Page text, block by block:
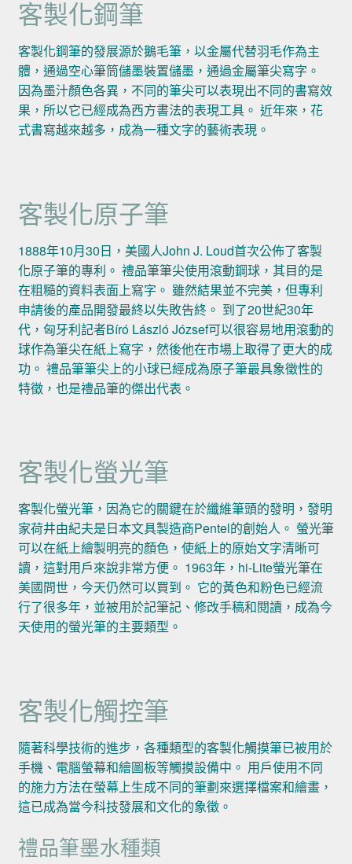
客製化鋼筆
客製化鋼筆的發展源於鵝毛筆，以金屬代替羽毛作為主
體，通過空心筆筒儲墨裝置儲墨，通過金屬筆尖寫字。
因為墨汁顏色各異，不同的筆尖可以表現出不同的書寫效
果，所以它已經成為西方書法的表現工具。 近年來，花
式書寫越來越多，成為一種文字的藝術表現。
客製化原子筆
1888年10月30日，美國人John J. Loud首次公佈了客製
化原子筆的專利。 禮品筆筆尖使用滾動鋼球，其目的是
在粗糙的資料表面上寫字。 雖然結果並不完美，但專利
申請後的產品開發最終以失敗告終。 到了20世紀30年
代，匈牙利記者Bíró László József可以很容易地用滾動的
球作為筆尖在紙上寫字，然後他在市場上取得了更大的成
功。 禮品筆筆尖上的小球已經成為原子筆最具象徵性的
特徵，也是禮品筆的傑出代表。
客製化螢光筆
客製化螢光筆，因為它的關鍵在於纖維筆頭的發明，發明
家荷井由紀夫是日本文具製造商Pentel的創始人。 螢光筆
可以在紙上繪製明亮的顏色，使紙上的原始文字清晰可
讀，這對用戶來說非常方便。 1963年，hi-Lite螢光筆在
美國問世，今天仍然可以買到。 它的黃色和粉色已經流
行了很多年，並被用於記筆記、修改手稿和閱讀，成為今
天使用的螢光筆的主要類型。
客製化觸控筆
隨著科學技術的進步，各種類型的客製化觸摸筆已被用於
手機、電腦螢幕和繪圖板等觸摸設備中。 用戶使用不同
的施力方法在螢幕上生成不同的筆劃來選擇檔案和繪畫，
這已成為當今科技發展和文化的象徵。
禮品筆墨水種類